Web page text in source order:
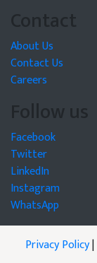
Contact
About Us
Contact Us
Careers
Follow us
Facebook
Twitter
LinkedIn
Instagram
WhatsApp
Privacy Policy|